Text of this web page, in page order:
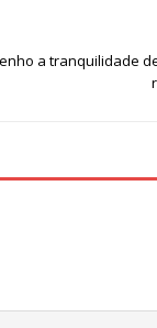
A
a tranquilidade